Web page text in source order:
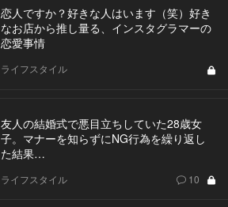
恋人ですか？好きな人はいます（笑）好き
なお店から推し量る、インスタグラマーの
恋愛事情
ライフスタイル
友人の結婚式で悪目立ちしていた28歳女
子。マナーを知らずにNG行為を繰り返し
た結果…
ライフスタイル 10